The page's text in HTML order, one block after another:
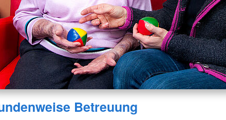
Betreuung